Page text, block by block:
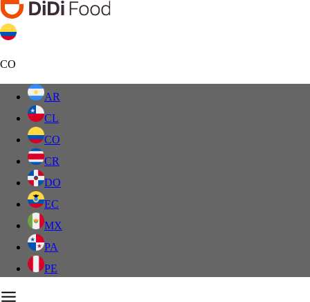
CO
AR
CL
CO
CR
DO
EC
MX
PA
PE